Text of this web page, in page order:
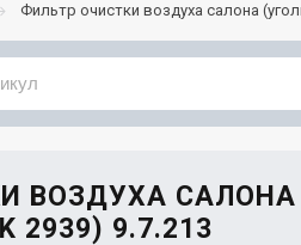
Фильтр очистки воздуха салона
ВОЗДУХА
2939) 9.7.213